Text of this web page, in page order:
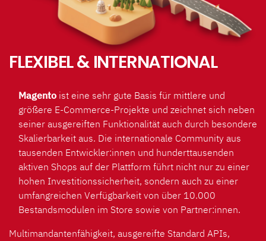
FLEXIBEL & INTERNATIONAL
Magento ist eine sehr gute Basis für mittlere und
größere E-Commerce-Projekte und zeichnet sich neben
seiner ausgereiften Funktionalität auch durch besondere
Skalierbarkeit aus. Die internationale Community aus
tausenden Entwickler:innen und hunderttausenden
aktiven Shops auf der Plattform führt nicht nur zu einer
hohen Investitionssicherheit, sondern auch zu einer
umfangreichen Verfügbarkeit von über 10.000
Bestandsmodulen im Store sowie von Partner:innen.
Multimandantenfähigkeit, ausgereifte Standard APIs,